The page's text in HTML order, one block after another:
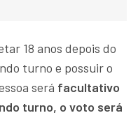
18 anos depois do
turno e possuir o
será facultativo
turno, o voto será